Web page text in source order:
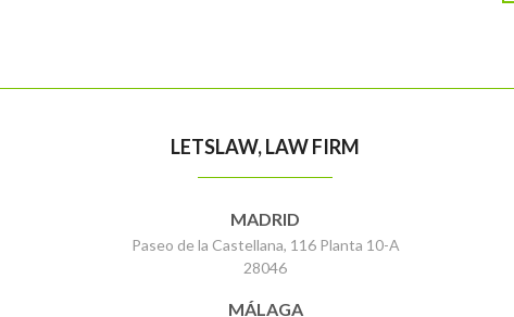
LETSLAW, LAW FIRM
MADRID
Paseo de la Castellana, 116 Planta 10-A
28046
MÁLAGA